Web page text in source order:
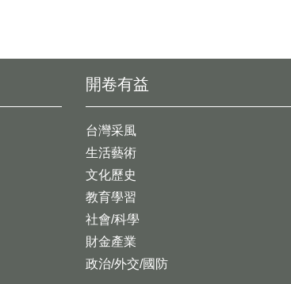
開卷有益
台灣采風
生活藝術
文化歷史
教育學習
社會/科學
財金產業
政治/外交/國防